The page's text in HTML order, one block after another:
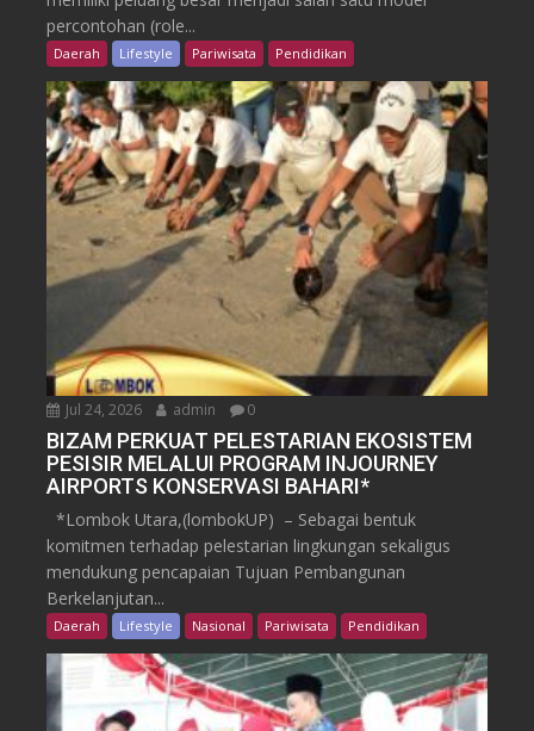
percontohan (role...
Daerah Lifestyle Pariwisata Pendidikan
Jul 24, 2026 admin 0
BIZAM PERKUAT PELESTARIAN EKOSISTEM
PESISIR MELALUI PROGRAM INJOURNEY
AIRPORTS KONSERVASI BAHARI*
*Lombok Utara,(lombokUP) – Sebagai bentuk
komitmen terhadap pelestarian lingkungan sekaligus
mendukung pencapaian Tujuan Pembangunan
Berkelanjutan...
Daerah Lifestyle Nasional Pariwisata Pendidikan